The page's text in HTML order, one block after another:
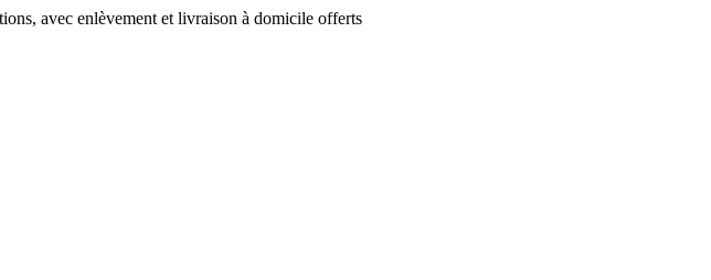
avec enlèvement et livraison à domicile offerts